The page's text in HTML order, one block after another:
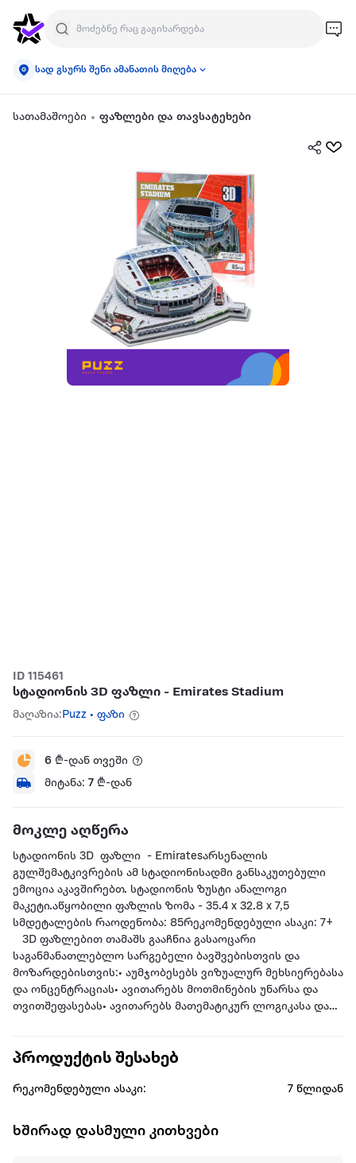
სად გსურს შენი ამანათის მიღება
სათამაშოები ფაზლები და თავსატეხები
ID 115461
სტადიონის 3D ფაზლი - Emirates Stadium
მაღაზია:Puzz • ფაზი
6 ₾-დან თვეში
მიტანა: 7 ₾-დან
მოკლე აღწერა
სტადიონის 3D ფაზლი - Emiratesარსენალის
გულშემატკივრების ამ სტადიონისადმი განსაკუთებული
ემოცია აკავშირებთ. სტადიონის ზუსტი ანალოგი
მაკეტი.აწყობილი ფაზლის ზომა - 35.4 x 32.8 x 7,5
სმდეტალების რაოდენობა: 85რეკომენდებული ასაკი: 7+
3D ფაზლებით თამაშს გააჩნია გასაოცარი
საგანმანათლებლო სარგებელი ბავშვებისთვის და
მოზარდებისთვის:• აუმჯობესებს ვიზუალურ მეხსიერებასა
და ონცენტრაციას• ავითარებს მოთმინების უნარსა და
თვითშეფასებას• ავითარებს მათემატიკურ ლოგიკასა და
უნარს• აუმჯობესებს სივრცულ ორიენტაციას• აუმჯობესებს
ხარისხის, ეკოლოგიურად სუფთა მასალებისგან.
პროდუქტის შესახებ
რეკომენდებული ასაკი: 7 წლიდან
ხშირად დასმული კითხვები